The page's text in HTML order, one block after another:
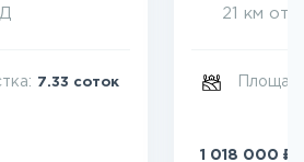
7.33 соток
21 км от
1 018 000 ₽